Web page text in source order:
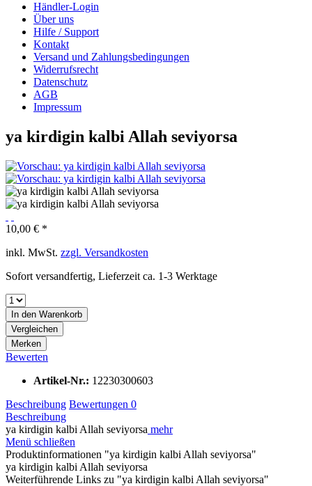
Händler-Login
Über uns
Hilfe / Support
Kontakt
Versand und Zahlungsbedingungen
Widerrufsrecht
Datenschutz
AGB
Impressum
ya kirdigin kalbi Allah seviyorsa
10,00 € *
inkl. MwSt. zzgl. Versandkosten
Sofort versandfertig, Lieferzeit ca. 1-3 Werktage
In den Warenkorb
Vergleichen
Merken
Bewerten
Artikel-Nr.: 12230300603
Beschreibung Bewertungen 0
Beschreibung
ya kirdigin kalbi Allah seviyorsa mehr
Menü schließen
Produktinformationen "ya kirdigin kalbi Allah seviyorsa"
ya kirdigin kalbi Allah seviyorsa
Weiterführende Links zu "ya kirdigin kalbi Allah seviyorsa"